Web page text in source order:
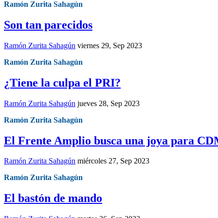
Ramón Zurita Sahagún
Son tan parecidos
Ramón Zurita Sahagún viernes 29, Sep 2023
Ramón Zurita Sahagún
¿Tiene la culpa el PRI?
Ramón Zurita Sahagún jueves 28, Sep 2023
Ramón Zurita Sahagún
El Frente Amplio busca una joya para
Ramón Zurita Sahagún miércoles 27, Sep 2023
Ramón Zurita Sahagún
El bastón de mando